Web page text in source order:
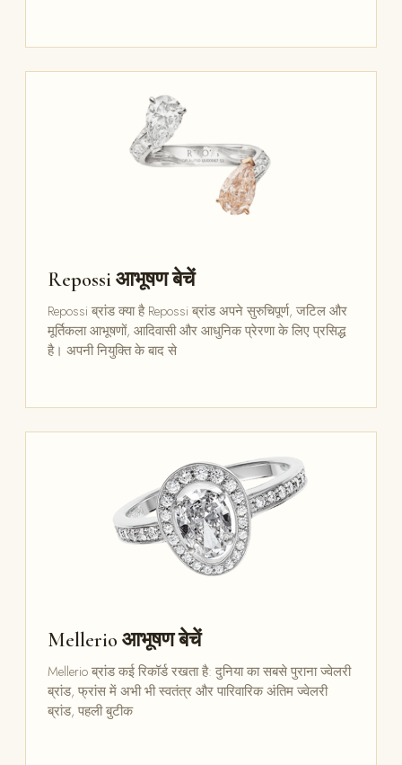
Repossi आभूषण बेचें
Repossi ब्रांड क्या है Repossi ब्रांड अपने सुरुचिपूर्ण, जटिल और
मूर्तिकला आभूषणों, आदिवासी और आधुनिक प्रेरणा के लिए प्रसिद्ध
है। अपनी नियुक्ति के बाद से
Mellerio आभूषण बेचें
Mellerio ब्रांड कई रिकॉर्ड रखता है: दुनिया का सबसे पुराना ज्वेलरी
ब्रांड, फ्रांस में अभी भी स्वतंत्र और पारिवारिक अंतिम ज्वेलरी
ब्रांड, पहली बुटीक